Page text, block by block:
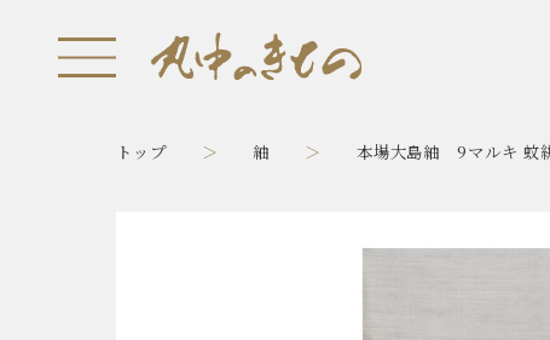
トップ 紬 本場大島紬 9マルキ 蚊